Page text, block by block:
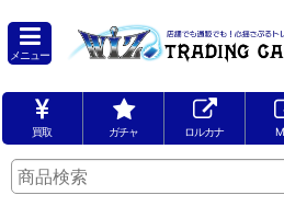
メニュー
買取 ガチャ ロルカナ